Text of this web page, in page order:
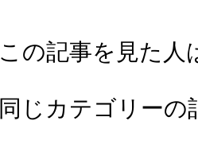
この記事を見た人
同じカテゴリーの